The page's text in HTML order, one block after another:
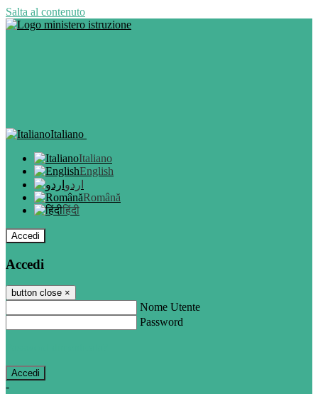
Salta al contenuto
Italiano
Italiano
English
اردو
Română
हिंदी
Accedi
Accedi
button close ×
Nome Utente
Password
-